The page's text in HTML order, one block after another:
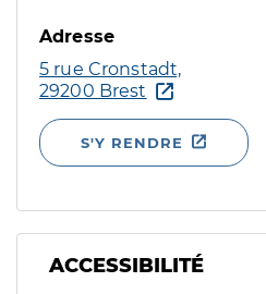
Adresse
5 rue Cronstadt,
29200 Brest
S'Y RENDRE
ACCESSIBILITÉ